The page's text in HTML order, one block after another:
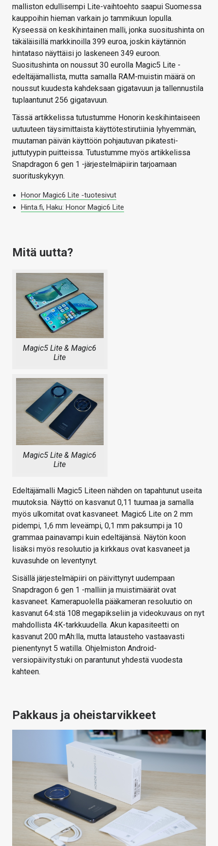
malliston edullisempi Lite-vaihtoehto saapui Suomessa
kauppoihin hieman varkain jo tammikuun lopulla.
Kyseessä on keskihintainen malli, jonka suositushinta on
täkäläisillä markkinoilla 399 euroa, joskin käytännön
hintataso näyttäisi jo laskeneen 349 euroon.
Suositushinta on noussut 30 eurolla Magic5 Lite -
edeltäjämallista, mutta samalla RAM-muistin määrä on
noussut kuudesta kahdeksaan gigatavuun ja tallennustila
tuplaantunut 256 gigatavuun.
Tässä artikkelissa tutustumme Honorin keskihintaiseen
uutuuteen täysimittaista käyttötestirutiinia lyhyemmän,
muutaman päivän käyttöön pohjautuvan pikatesti-
juttutyypin puitteissa. Tutustumme myös artikkelissa
Snapdragon 6 gen 1 -järjestelmäpiirin tarjoamaan
suorituskykyyn.
Honor Magic6 Lite -tuotesivut
Hinta.fi, Haku: Honor Magic6 Lite
Mitä uutta?
Magic5 Lite & Magic6
Lite
Magic5 Lite & Magic6
Lite
Edeltäjämalli Magic5 Liteen nähden on tapahtunut useita
muutoksia. Näyttö on kasvanut 0,11 tuumaa ja samalla
myös ulkomitat ovat kasvaneet. Magic6 Lite on 2 mm
pidempi, 1,6 mm leveämpi, 0,1 mm paksumpi ja 10
grammaa painavampi kuin edeltäjänsä. Näytön koon
lisäksi myös resoluutio ja kirkkaus ovat kasvaneet ja
kuvasuhde on leventynyt.
Sisällä järjestelmäpiiri on päivittynyt uudempaan
Snapdragon 6 gen 1 -malliin ja muistimäärät ovat
kasvaneet. Kamerapuolella pääkameran resoluutio on
kasvanut 64:stä 108 megapikseliin ja videokuvaus on nyt
mahdollista 4K-tarkkuudella. Akun kapasiteetti on
kasvanut 200 mAh:lla, mutta latausteho vastaavasti
pienentynyt 5 watilla. Ohjelmiston Android-
versiopäivitystuki on parantunut yhdestä vuodesta
kahteen.
Pakkaus ja oheistarvikkeet